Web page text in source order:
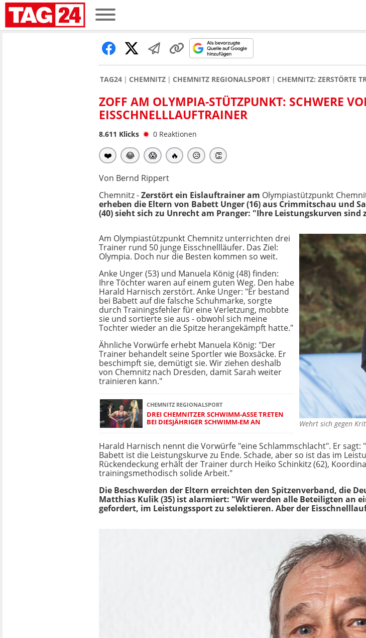
TAG24 CHEMNITZ CHEMNITZ REGIONALSPORT CHEMNITZ: ZERSTÖRTE
ZOFF AM OLYMPIA-STÜTZPUNKT: SCHWERE
EISSCHNELLLAUFTRAINER
8.611 Klicks 0 Reaktionen
❤️ 😂 😱 🔥 😥 👏
Von Bernd Rippert
Chemnitz -Zerstört ein Eislauftrainer am Olympiastützpunkt
erheben die Eltern von Babett Unger (16) aus Crimmitschau und
(40) sieht sich zu Unrecht am Pranger: "Ihre Leistungskurven
Wehrt sich gegen
Am Olympiastützpunkt Chemnitz unterrichten drei
Trainer rund 50 junge Eisschnellläufer. Das Ziel:
Olympia. Doch nur die Besten kommen so weit.
Anke Unger (53) und Manuela König (48) finden:
Ihre Töchter waren auf einem guten Weg. Den habe
Harald Harnisch zerstört. Anke Unger: "Er bestand
bei Babett auf die falsche Schuhmarke, sorgte
durch Trainingsfehler für eine Verletzung, mobbte
sie und sortierte sie aus - obwohl sich meine
Tochter wieder an die Spitze herangekämpft hatte."
Ähnliche Vorwürfe erhebt Manuela König: "Der
Trainer behandelt seine Sportler wie Boxsäcke. Er
beschimpft sie, demütigt sie. Wir ziehen deshalb
von Chemnitz nach Dresden, damit Sarah weiter
trainieren kann."
CHEMNITZ REGIONALSPORT
DREI CHEMNITZER SCHWIMM-ASSE TRETEN
BEI DIESJÄHRIGER SCHWIMM-EM AN
Harald Harnisch nennt die Vorwürfe "eine Schlammschlacht". Er
Babett ist die Leistungskurve zu Ende. Schade, aber so ist das im
Rückendeckung erhält der Trainer durch Heiko Schinkitz (62),
trainingsmethodisch solide Arbeit."
Die Beschwerden der Eltern erreichten den Spitzenverband, die
Matthias Kulik (35) ist alarmiert: "Wir werden alle Beteiligten an
gefordert, im Leistungssport zu selektieren. Aber der